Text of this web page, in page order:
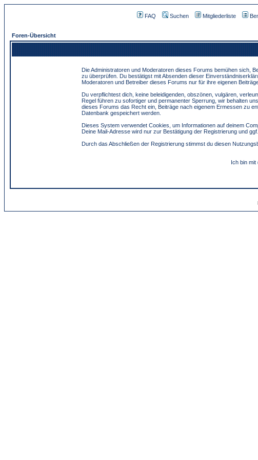
FAQ Suchen Mitgliederliste
Foren-Übersicht
Die Administratoren und Moderatoren dieses Forums bemühen sich,
zu überprüfen. Du bestätigst mit Absenden dieser
Moderatoren und Betreiber dieses Forums nur für ihre eigenen
Du verpflichtest dich, keine beleidigenden, obszönen, vulgären,
Regel führen zu sofortiger und permanenter Sperrung, wir behalten
dieses Forums das Recht ein, Beiträge nach eigenem Ermessen zu
Datenbank gespeichert werden.
Dieses System verwendet Cookies, um Informationen auf deinem
Deine Mail-Adresse wird nur zur Bestätigung der Registrierung und
Durch das Abschließen der Registrierung stimmst du diesen
Ich bin